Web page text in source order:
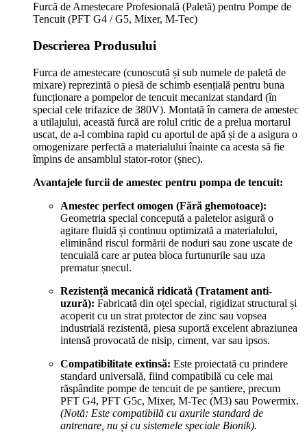
Furcă de Amestecare Profesională (Paletă) pentru Pompe de
Tencuit (PFT G4 / G5, Mixer, M-Tec)
Descrierea Produsului
Furca de amestecare (cunoscută și sub numele de paletă de
mixare) reprezintă o piesă de schimb esențială pentru buna
funcționare a pompelor de tencuit mecanizat standard (în
special cele trifazice de 380V). Montată în camera de amestec
a utilajului, această furcă are rolul critic de a prelua mortarul
uscat, de a-l combina rapid cu aportul de apă și de a asigura o
omogenizare perfectă a materialului înainte ca acesta să fie
împins de ansamblul stator-rotor (șnec).
Avantajele furcii de amestec pentru pompa de tencuit:
Amestec perfect omogen (Fără ghemotoace):
Geometria special concepută a paletelor asigură o
agitare fluidă și continuu optimizată a materialului,
eliminând riscul formării de noduri sau zone uscate de
tencuială care ar putea bloca furtunurile sau uza
prematur șnecul.
Rezistență mecanică ridicată (Tratament anti-
uzură): Fabricată din oțel special, rigidizat structural și
acoperit cu un strat protector de zinc sau vopsea
industrială rezistentă, piesa suportă excelent abraziunea
intensă provocată de nisip, ciment, var sau ipsos.
Compatibilitate extinsă: Este proiectată cu prindere
standard universală, fiind compatibilă cu cele mai
răspândite pompe de tencuit de pe șantiere, precum
PFT G4, PFT G5c, Mixer, M-Tec (M3) sau Powermix.
(Notă: Este compatibilă cu axurile standard de
antrenare, nu și cu sistemele speciale Bionik).